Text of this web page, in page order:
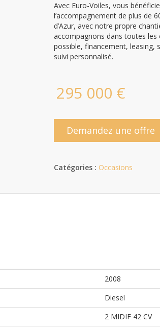
Avec Euro-Voiles, vous
l’accompagnement de plus de
d’Azur, avec notre propre
accompagnons dans toutes
possible, financement, leasing,
suivi personnalisé.
295 000 €
Demandez une offre
Catégories : Occasions
2008
Diesel
2 MIDIF 42 CV